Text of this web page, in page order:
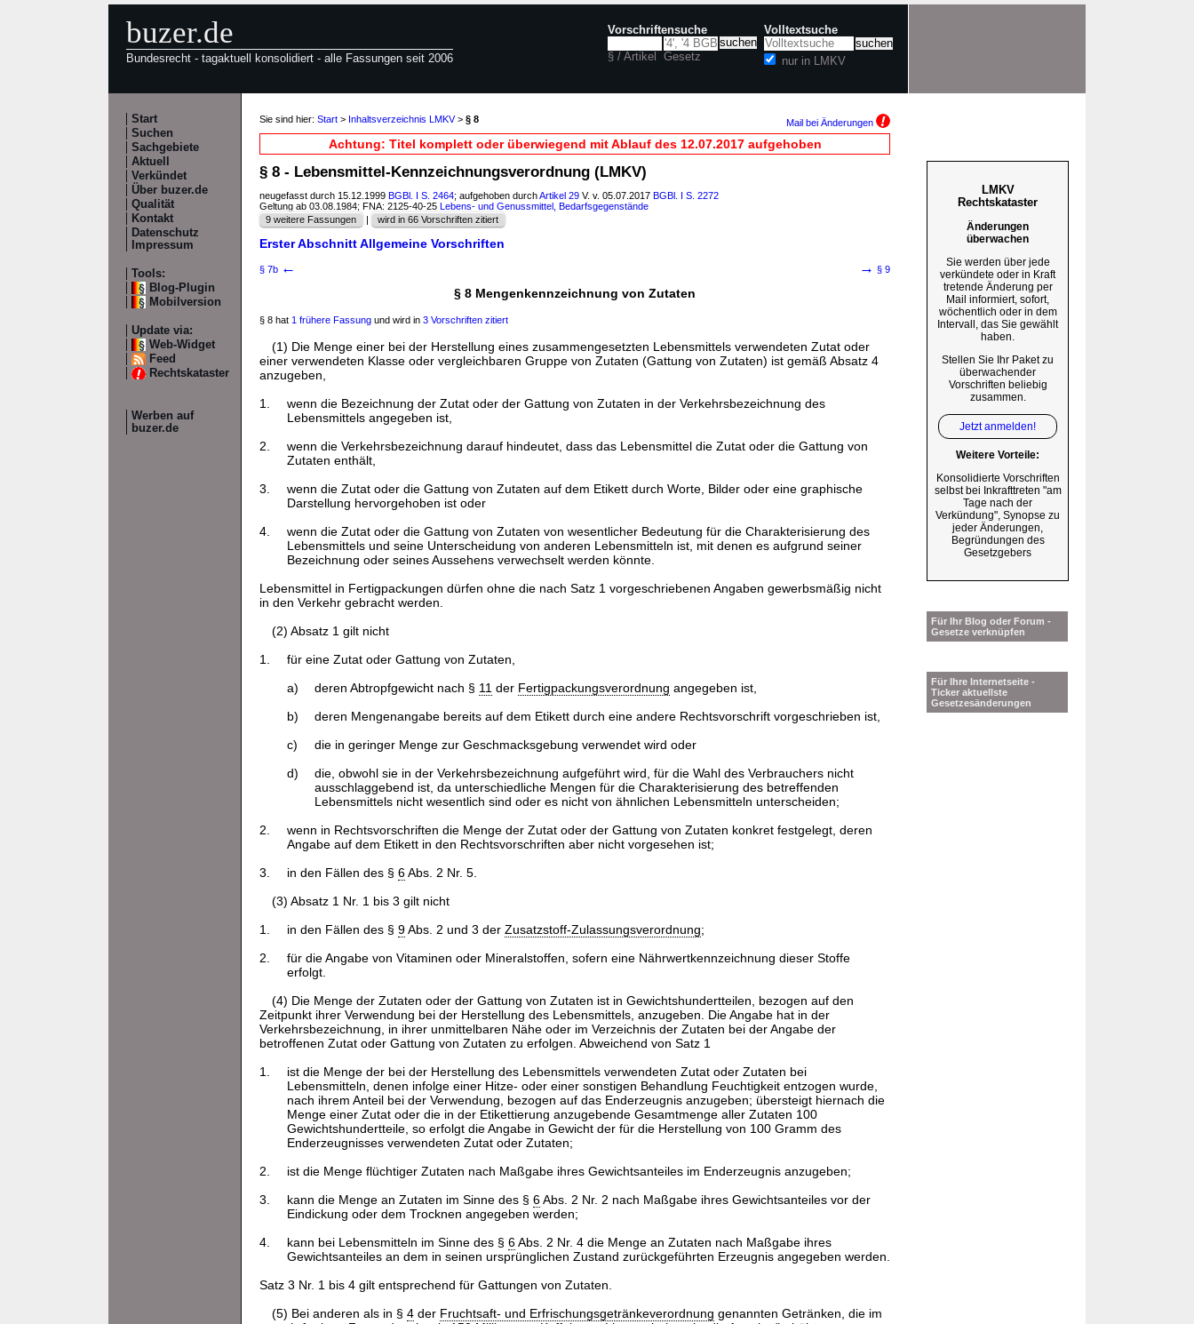
buzer.de
Bundesrecht - tagaktuell konsolidiert - alle Fassungen seit 2006
Vorschriftensuche
§ / Artikel Gesetz
Volltextsuche
nur in LMKV
Start
Suchen
Sachgebiete
Aktuell
Verkündet
Über buzer.de
Qualität
Kontakt
Datenschutz
Impressum
Tools:
Blog-Plugin
Mobilversion
Update via:
Web-Widget
Feed
Rechtskataster
Werben auf
buzer.de
Sie sind hier: Start > Inhaltsverzeichnis LMKV> § 8 Mail bei Änderungen
Achtung: Titel komplett oder überwiegend mit Ablauf des 12.07.2017 aufgehoben
§ 8 - Lebensmittel-Kennzeichnungsverordnung (LMKV)
neugefasst durch 15.12.1999 BGBl. I S. 2464; aufgehoben durchArtikel 29 V. v. 05.07.2017 BGBl. I S. 2272
Geltung ab 03.08.1984; FNA: 2125-40-25 Lebens- und Genussmittel, Bedarfsgegenstände
9 weitere Fassungen
| wird in 66 Vorschriften zitiert
Erster Abschnitt Allgemeine Vorschriften
§ 7b ← → § 9
§ 8 Mengenkennzeichnung von Zutaten
§ 8 hat 1 frühere Fassung und wird in 3 Vorschriften zitiert
(1) Die Menge einer bei der Herstellung eines zusammengesetzten Lebensmittels verwendeten Zutat oder
einer verwendeten Klasse oder vergleichbaren Gruppe von Zutaten (Gattung von Zutaten) ist gemäß Absatz 4
anzugeben,
1.
wenn die Bezeichnung der Zutat oder der Gattung von Zutaten in der Verkehrsbezeichnung des
Lebensmittels angegeben ist,
2.
wenn die Verkehrsbezeichnung darauf hindeutet, dass das Lebensmittel die Zutat oder die Gattung von
Zutaten enthält,
3.
wenn die Zutat oder die Gattung von Zutaten auf dem Etikett durch Worte, Bilder oder eine graphische
Darstellung hervorgehoben ist oder
4.
wenn die Zutat oder die Gattung von Zutaten von wesentlicher Bedeutung für die Charakterisierung des
Lebensmittels und seine Unterscheidung von anderen Lebensmitteln ist, mit denen es aufgrund seiner
Bezeichnung oder seines Aussehens verwechselt werden könnte.
Lebensmittel in Fertigpackungen dürfen ohne die nach Satz 1 vorgeschriebenen Angaben gewerbsmäßig nicht
in den Verkehr gebracht werden.
(2) Absatz 1 gilt nicht
1.
für eine Zutat oder Gattung von Zutaten,
a)
deren Abtropfgewicht nach § 11 der Fertigpackungsverordnung angegeben ist,
b)
deren Mengenangabe bereits auf dem Etikett durch eine andere Rechtsvorschrift vorgeschrieben ist,
c)
die in geringer Menge zur Geschmacksgebung verwendet wird oder
d)
die, obwohl sie in der Verkehrsbezeichnung aufgeführt wird, für die Wahl des Verbrauchers nicht
ausschlaggebend ist, da unterschiedliche Mengen für die Charakterisierung des betreffenden
Lebensmittels nicht wesentlich sind oder es nicht von ähnlichen Lebensmitteln unterscheiden;
2.
wenn in Rechtsvorschriften die Menge der Zutat oder der Gattung von Zutaten konkret festgelegt, deren
Angabe auf dem Etikett in den Rechtsvorschriften aber nicht vorgesehen ist;
3.
in den Fällen des § 6Abs. 2 Nr. 5.
(3) Absatz 1 Nr. 1 bis 3 gilt nicht
1.
in den Fällen des § 9Abs. 2 und 3 der Zusatzstoff-Zulassungsverordnung;
2.
für die Angabe von Vitaminen oder Mineralstoffen, sofern eine Nährwertkennzeichnung dieser Stoffe
erfolgt.
(4) Die Menge der Zutaten oder der Gattung von Zutaten ist in Gewichtshundertteilen, bezogen auf den
Zeitpunkt ihrer Verwendung bei der Herstellung des Lebensmittels, anzugeben. Die Angabe hat in der
Verkehrsbezeichnung, in ihrer unmittelbaren Nähe oder im Verzeichnis der Zutaten bei der Angabe der
betroffenen Zutat oder Gattung von Zutaten zu erfolgen. Abweichend von Satz 1
1.
ist die Menge der bei der Herstellung des Lebensmittels verwendeten Zutat oder Zutaten bei
Lebensmitteln, denen infolge einer Hitze- oder einer sonstigen Behandlung Feuchtigkeit entzogen wurde,
nach ihrem Anteil bei der Verwendung, bezogen auf das Enderzeugnis anzugeben; übersteigt hiernach die
Menge einer Zutat oder die in der Etikettierung anzugebende Gesamtmenge aller Zutaten 100
Gewichtshundertteile, so erfolgt die Angabe in Gewicht der für die Herstellung von 100 Gramm des
Enderzeugnisses verwendeten Zutat oder Zutaten;
2.
ist die Menge flüchtiger Zutaten nach Maßgabe ihres Gewichtsanteiles im Enderzeugnis anzugeben;
3.
kann die Menge an Zutaten im Sinne des § 6Abs. 2 Nr. 2 nach Maßgabe ihres Gewichtsanteiles vor der
Eindickung oder dem Trocknen angegeben werden;
4.
kann bei Lebensmitteln im Sinne des § 6Abs. 2 Nr. 4 die Menge an Zutaten nach Maßgabe ihres
Gewichtsanteiles an dem in seinen ursprünglichen Zustand zurückgeführten Erzeugnis angegeben werden.
Satz 3 Nr. 1 bis 4 gilt entsprechend für Gattungen von Zutaten.
(5) Bei anderen als in § 4 der Fruchtsaft- und Erfrischungsgetränkeverordnung genannten Getränken, die im
LMKV
Rechtskataster
Änderungen
überwachen
Sie werden über jede
verkündete oder in Kraft
tretende Änderung per
Mail informiert, sofort,
wöchentlich oder in dem
Intervall, das Sie gewählt
haben.
Stellen Sie Ihr Paket zu
überwachender
Vorschriften beliebig
zusammen.
Jetzt anmelden!
Weitere Vorteile:
Konsolidierte Vorschriften
selbst bei Inkrafttreten "am
Tage nach der
Verkündung", Synopse zu
jeder Änderungen,
Begründungen des
Gesetzgebers
Für Ihr Blog oder Forum -
Gesetze verknüpfen
Für Ihre Internetseite -
Ticker aktuellste
Gesetzesänderungen